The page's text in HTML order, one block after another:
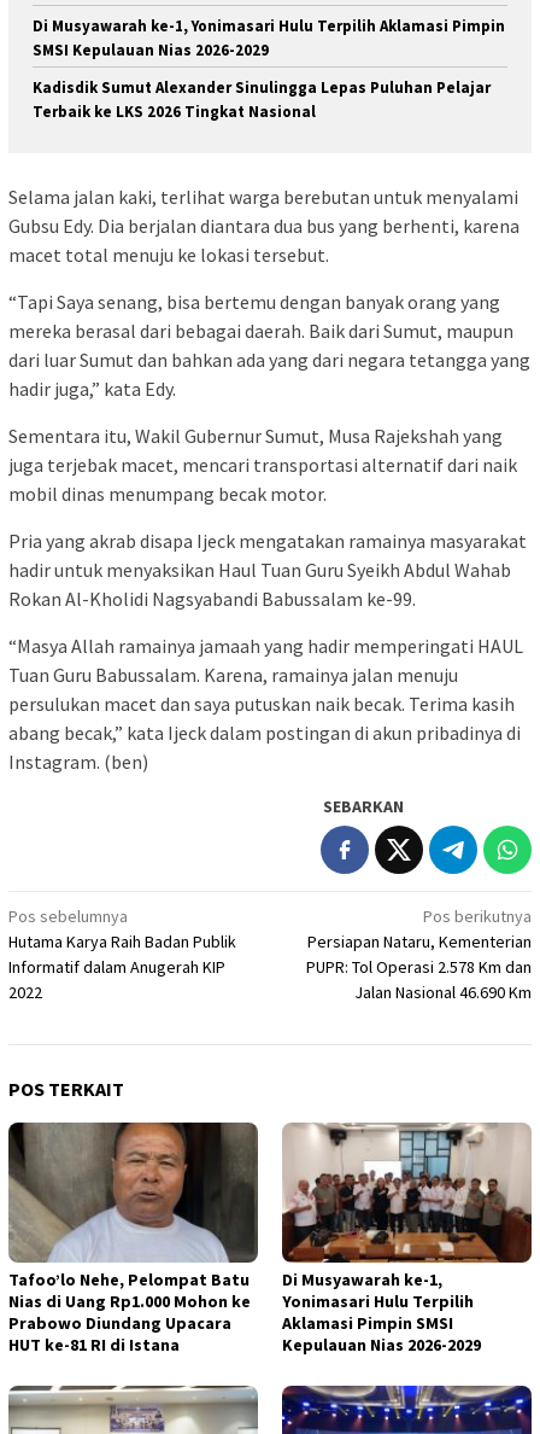
Di Musyawarah ke-1, Yonimasari Hulu Terpilih Aklamasi Pimpin
SMSI Kepulauan Nias 2026-2029
Kadisdik Sumut Alexander Sinulingga Lepas Puluhan Pelajar
Terbaik ke LKS 2026 Tingkat Nasional
Selama jalan kaki, terlihat warga berebutan untuk menyalami
Gubsu Edy. Dia berjalan diantara dua bus yang berhenti, karena
macet total menuju ke lokasi tersebut.
“Tapi Saya senang, bisa bertemu dengan banyak orang yang
mereka berasal dari bebagai daerah. Baik dari Sumut, maupun
dari luar Sumut dan bahkan ada yang dari negara tetangga yang
hadir juga,” kata Edy.
Sementara itu, Wakil Gubernur Sumut, Musa Rajekshah yang
juga terjebak macet, mencari transportasi alternatif dari naik
mobil dinas menumpang becak motor.
Pria yang akrab disapa Ijeck mengatakan ramainya masyarakat
hadir untuk menyaksikan Haul Tuan Guru Syeikh Abdul Wahab
Rokan Al-Kholidi Nagsyabandi Babussalam ke-99.
“Masya Allah ramainya jamaah yang hadir memperingati HAUL
Tuan Guru Babussalam. Karena, ramainya jalan menuju
persulukan macet dan saya putuskan naik becak. Terima kasih
abang becak,” kata Ijeck dalam postingan di akun pribadinya di
Instagram. (ben)
SEBARKAN
Navigasi
pos
Pos sebelumnya
Hutama Karya Raih Badan Publik
Informatif dalam Anugerah KIP
2022
Pos berikutnya
Persiapan Nataru, Kementerian
PUPR: Tol Operasi 2.578 Km dan
Jalan Nasional 46.690 Km
POS TERKAIT
Tafoo’lo Nehe, Pelompat Batu
Nias di Uang Rp1.000 Mohon ke
Prabowo Diundang Upacara
HUT ke-81 RI di Istana
Di Musyawarah ke-1,
Yonimasari Hulu Terpilih
Aklamasi Pimpin SMSI
Kepulauan Nias 2026-2029